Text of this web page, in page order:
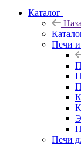
Каталог
Печи
Печи